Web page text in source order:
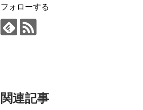
フォローする
関連記事